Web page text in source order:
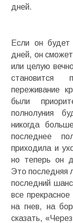
дней.
Если он
дней, он
или целую
становится
переживание
были
полнолуния
никогда
последнее
приходила и
но теперь он
Это последняя
последний
все
на гнев, на
сказать,